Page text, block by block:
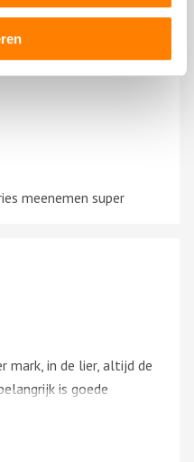
t werd keurig thuis
meenemen super
mark, in de lier, altijd de
is goede